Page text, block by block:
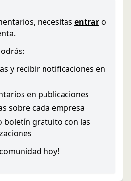
necesitas entraro
y recibir notificaciones en
en publicaciones
sobre cada empresa
boletín gratuito con las
hoy!